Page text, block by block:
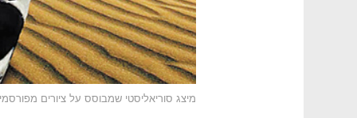
מיצג סוריאליסטי שמבוסס על ציורים